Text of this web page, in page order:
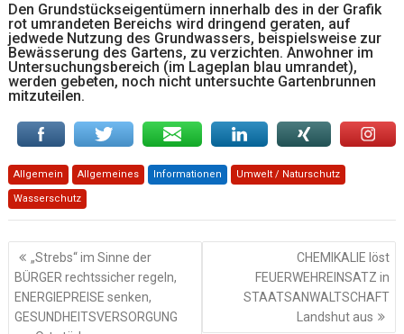
Den Grundstückseigentümern innerhalb des in der Grafik
rot umrandeten Bereichs wird dringend geraten, auf
jedwede Nutzung des Grundwassers, beispielsweise zur
Bewässerung des Gartens, zu verzichten. Anwohner im
Untersuchungsbereich (im Lageplan blau umrandet),
werden gebeten, noch nicht untersuchte Gartenbrunnen
mitzuteilen.
Allgemein Allgemeines Informationen Umwelt / Naturschutz
Wasserschutz
Beitragsnavigation
„Strebs“ im Sinne der
BÜRGER rechtssicher regeln,
ENERGIEPREISE senken,
GESUNDHEITSVERSORGUNG
CHEMIKALIE löst
FEUERWEHREINSATZ in
STAATSANWALTSCHAFT
Landshut aus